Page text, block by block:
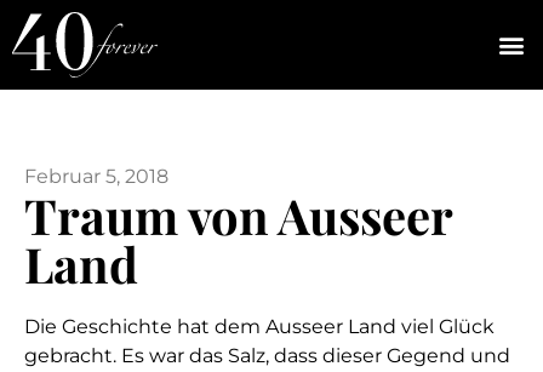
Februar 5, 2018
Traum von Ausseer
Land
Die Geschichte hat dem Ausseer Land viel Glück
gebracht. Es war das Salz, dass dieser Gegend und